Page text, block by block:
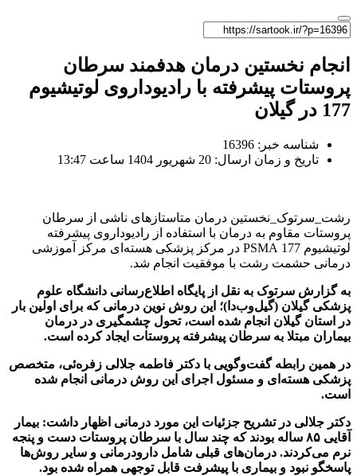
انجام نخستین درمان هدفمند سرطان
پروستات پیشرفته با رادیوداروی لوتیشیوم
177 در گیلان
شناسه خبر: 16396
تاریخ و زمان ارسال: 20 شهریور 1404 ساعت 13:47
رشت_سرتوک_نخستین درمان متاستازهای ناشی از سرطان
پروستات مقاوم به درمان با استفاده از رادیوداروی پیشرفته
لوتیشیوم 177 PSMA در مرکز پزشکی هسته‌ای مرکز آموزشی
درمانی حشمت رشت با موفقیت انجام شد.
به گزارش سرتوک به نقل از پایگاه اطلاع‌رسانی دانشگاه علوم
پزشکی گیلان (گیل‌وب‌دا)؛ این روش نوین درمانی که برای اولین بار
در استان گیلان انجام شده است، تحول چشمگیری در درمان
بیماران مبتلا به سرطان پیشرفته پروستات ایجاد کرده است.
در همین رابطه گفت‌وگویی با دکتر فاطمه جلالی زفره‌ئی، متخصص
پزشکی هسته‌ای و مسئول اجرای این روش درمانی انجام شده
است.
دکتر جلالی در تشریح جزئیات این مورد درمانی اظهار داشت: بیمار
آقایی ۸۵ ساله بودند که چند سال با سرطان پروستات دست و پنجه
نرم می‌کردند. درمان‌های قبلی شامل دارودرمانی و سایر روش‌ها
پاسخگو نبود و بیماری با پیشرفت قابل توجهی همراه شده بود.